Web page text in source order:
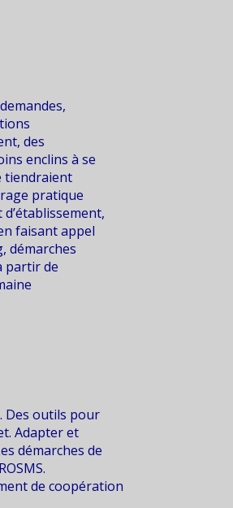
des
enclins à se
tiendraient
pratique
faisant appel
démarches
partir de
Des outils pour
Adapter et
démarches de
de coopération